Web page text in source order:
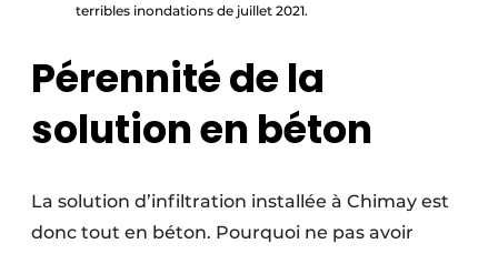
terribles inondations de juillet 2021.
Pérennité de la
solution en béton
La solution d’infiltration installée à Chimay est
donc tout en béton. Pourquoi ne pas avoir